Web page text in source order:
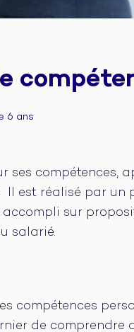
6 ans
ses compétences,
est réalisé par un
accompli sur
salarié.
compétences
de comprendre